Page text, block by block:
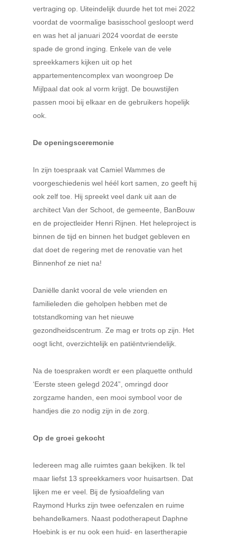
vertraging op. Uiteindelijk duurde het tot mei 2022
voordat de voormalige basisschool gesloopt werd
en was het al januari 2024 voordat de eerste
spade de grond inging. Enkele van de vele
spreekkamers kijken uit op het
appartementencomplex van woongroep De
Mijlpaal dat ook al vorm krijgt. De bouwstijlen
passen mooi bij elkaar en de gebruikers hopelijk
ook.
De openingsceremonie
In zijn toespraak vat Camiel Wammes de
voorgeschiedenis wel héél kort samen, zo geeft hij
ook zelf toe. Hij spreekt veel dank uit aan de
architect Van der Schoot, de gemeente, BanBouw
en de projectleider Henri Rijnen. Het heleproject is
binnen de tijd en binnen het budget gebleven en
dat doet de regering met de renovatie van het
Binnenhof ze niet na!
Daniëlle dankt vooral de vele vrienden en
familieleden die geholpen hebben met de
totstandkoming van het nieuwe
gezondheidscentrum. Ze mag er trots op zijn. Het
oogt licht, overzichtelijk en patiëntvriendelijk.
Na de toespraken wordt er een plaquette onthuld
‘Eerste steen gelegd 2024”, omringd door
zorgzame handen, een mooi symbool voor de
handjes die zo nodig zijn in de zorg.
Op de groei gekocht
Iedereen mag alle ruimtes gaan bekijken. Ik tel
maar liefst 13 spreekkamers voor huisartsen. Dat
lijken me er veel. Bij de fysioafdeling van
Raymond Hurks zijn twee oefenzalen en ruime
behandelkamers. Naast podotherapeut Daphne
Hoebink is er nu ook een huid- en lasertherapie